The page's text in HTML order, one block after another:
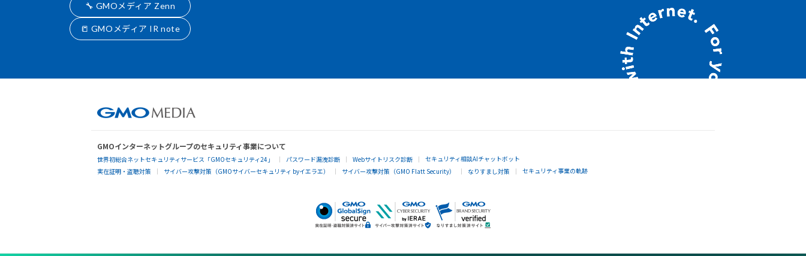
🔧 GMOメディア Zenn
📒 GMOメディア IR note
GMOインターネットグループのセキュリティ事業について
世界初総合ネットセキュリティサービス「GMOセキュリティ24」 パスワード漏洩診断 Webサイトリスク診断
セキュリティ相談AIチャットボット
実在証明・盗聴対策
サイバー攻撃対策（GMOサイバーセキュリティ byイエラエ） サイバー攻撃対策（GMO Flatt Security） なりすまし対策 セキュリティ事業の軌跡